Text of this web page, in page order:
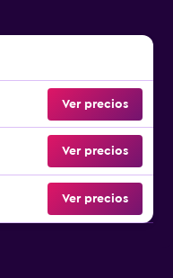
Ver precios
Ver precios
Ver precios